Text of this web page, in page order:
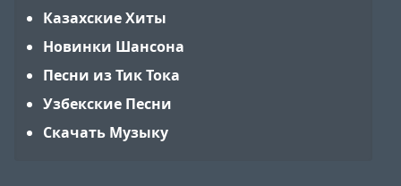
Казахские Хиты
Новинки Шансона
Песни из Тик Тока
Узбекские Песни
Скачать Музыку